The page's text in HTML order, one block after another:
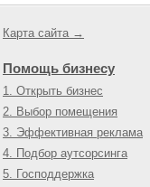
Карта сайта →
Помощь бизнесу
1. Открыть бизнес
2. Выбор помещения
3. Эффективная реклама
4. Подбор аутсорсинга
5. Господдержка